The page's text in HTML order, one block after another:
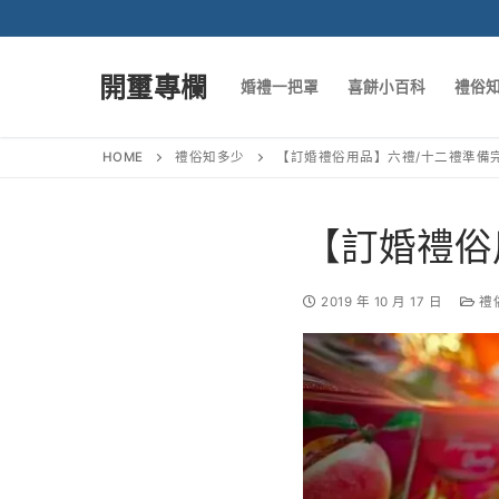
開璽專欄 婚禮一把罩 喜餅小百科 禮俗
HOME 禮俗知多少 【訂婚禮俗用品】六禮/十二禮準備
【訂婚禮
2019 年 10 月 17 日 禮